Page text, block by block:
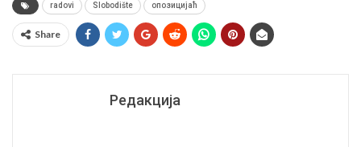
radovi Slobodište опозицијаћ
Share
Редакција